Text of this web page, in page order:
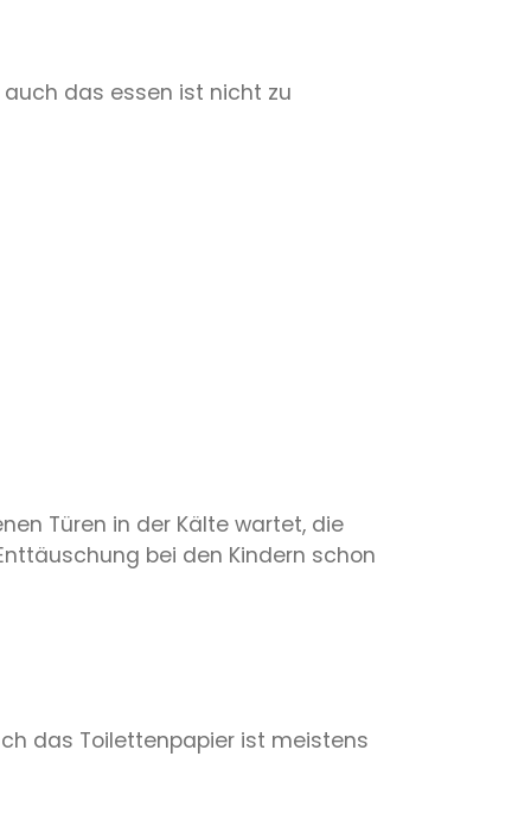
das essen ist nicht zu
Türen in der Kälte wartet, die
bei den Kindern schon
das Toilettenpapier ist meistens